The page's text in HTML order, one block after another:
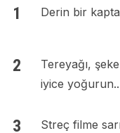
Derin bir kapta
Tereyağı,
iyice yoğurun..
Streç filme